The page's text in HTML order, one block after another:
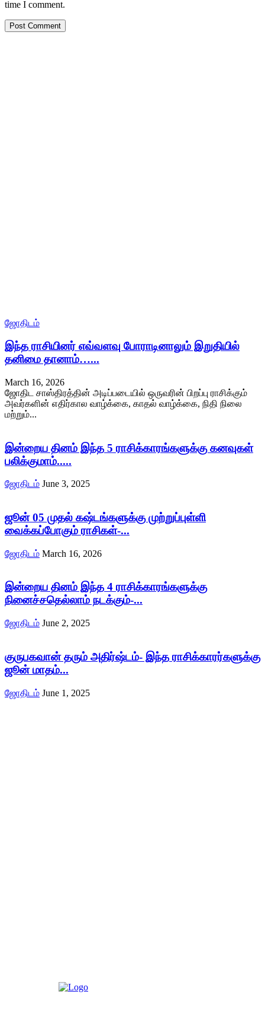
time I comment.
ஜோதிடம்
இந்த ராசியினர் எவ்வளவு போராடினாலும் இறுதியில்
தனிமை தானாம்…...
March 16, 2026
ஜோதிட சாஸ்திரத்தின் அடிப்படையில் ஒருவரின் பிறப்பு ராசிக்கும்
அவர்களின் எதிர்கால வாழ்க்கை, காதல் வாழ்க்கை, நிதி நிலை
மற்றும்...
இன்றைய தினம் இந்த 5 ராசிக்காரங்களுக்கு கனவுகள்
பலிக்குமாம்.....
ஜோதிடம் June 3, 2025
ஜூன் 05 முதல் கஷ்டங்களுக்கு முற்றுப்புள்ளி
வைக்கப்போகும் ராசிகள்-...
ஜோதிடம் March 16, 2026
இன்றைய தினம் இந்த 4 ராசிக்காரங்களுக்கு
நினைச்சதெல்லாம் நடக்கும்-...
ஜோதிடம் June 2, 2025
குருபகவான் தரும் அதிர்ஷ்டம்- இந்த ராசிக்காரர்களுக்கு
ஜூன் மாதம்...
ஜோதிடம் June 1, 2025